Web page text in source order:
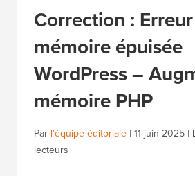
Correction :
mémoire épuisée
WordPress –
mémoire PHP
Par l'équipe éditoriale | 11 juin 2025 |
lecteurs